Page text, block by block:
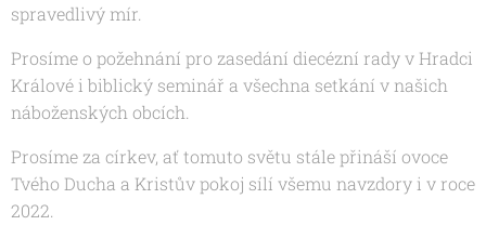
spravedlivý mír.
Prosíme o požehnání pro zasedání diecézní rady v Hradci
Králové i biblický seminář a všechna setkání v našich
náboženských obcích.
Prosíme za církev, ať tomuto světu stále přináší ovoce
Tvého Ducha a Kristův pokoj sílí všemu navzdory i v roce
2022.